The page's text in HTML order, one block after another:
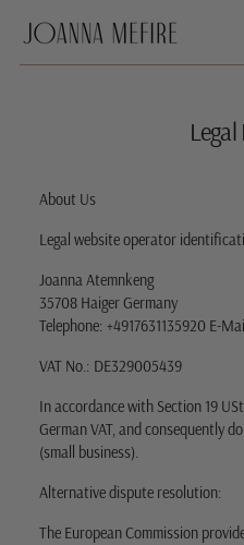
About Us
Legal website operator
Joanna Atemnkeng
35708 Haiger Germany
Telephone: +4917631135920 E-
VAT No.: DE329005439
In accordance with Section 19
German VAT, and consequently
(small business).
Alternative dispute resolution:
The European Commission